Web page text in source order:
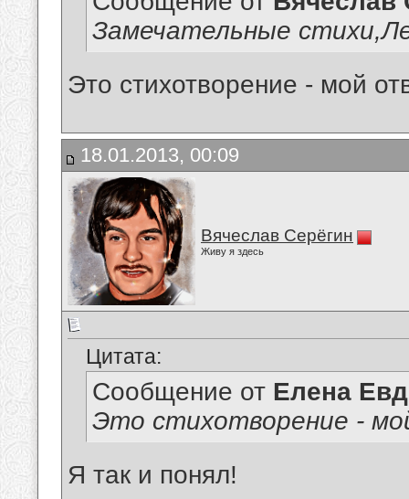
Замечательные
Это стихотворение - мой
18.01.2013, 00:09
Вячеслав Серёгин
Живу я здесь
Цитата:
Сообщение от Елена
Это стихотворение -
Я так и понял!